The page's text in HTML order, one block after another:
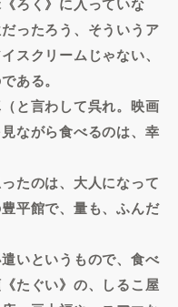
ったろう、そういうア
スクリームじゃない、
ある。
と言わして呉れ。映画
ながら食べるのは、幸
たのは、大人になって
平館で、量も、ふんだ
いというもので、食べ
たぐい》の、しるこ屋